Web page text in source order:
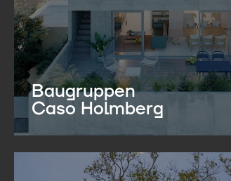
Baugruppen
Caso Holmberg